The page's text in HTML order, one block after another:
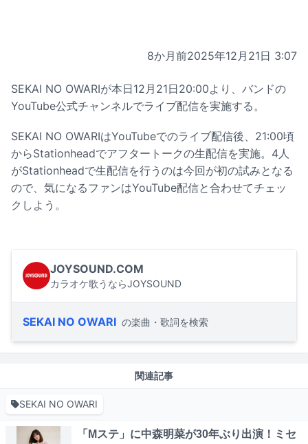
8か月前2025年12月21日 3:07
SEKAI NO OWARIが本日12月21日20:00より、バンドの
YouTube公式チャンネルでライブ配信を実施する。
SEKAI NO OWARIはYouTubeでのライブ配信後、21:00頃
からStationheadでアフタートークの生配信を実施。4人
がStationheadで生配信を行うのは今回が初の試みとなる
ので、気になるファンはYouTube配信と合わせてチェッ
クしよう。
JOYSOUND.COM
カラオケ歌うならJOYSOUND
SEKAI NO OWARI の楽曲・歌詞を検索
関連記事
SEKAI NO OWARI
「Mステ」に中森明菜が30年ぶり出演！ミセ